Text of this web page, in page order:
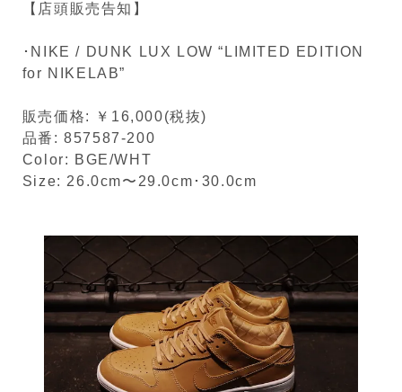
【店頭販売告知】
･NIKE / DUNK LUX LOW “LIMITED EDITION
for NIKELAB”
販売価格: ￥16,000(税抜)
品番: 857587-200
Color: BGE/WHT
Size: 26.0cm〜29.0cm･30.0cm